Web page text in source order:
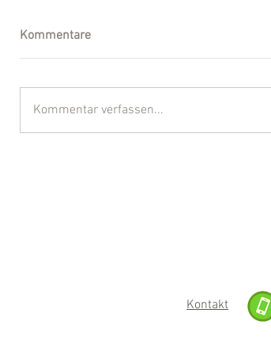
Kommentare
Kommentar verfassen...
Kontakt